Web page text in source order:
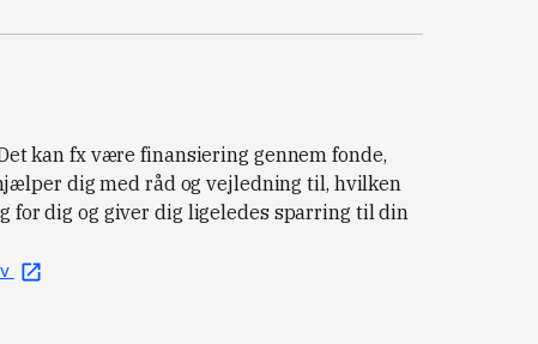
kan fx være finansiering gennem fonde,
dig med råd og vejledning til, hvilken
for dig og giver dig ligeledes sparring til din